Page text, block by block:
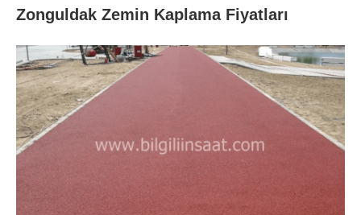
Zonguldak Zemin Kaplama Fiyatları